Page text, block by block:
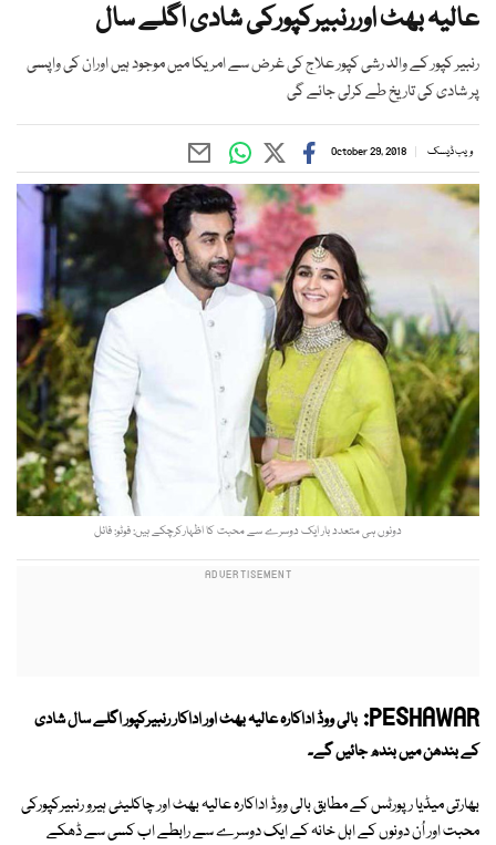
عالیہ بھٹ اوررنبیرکپورکی شادی اگلے سال
رنبیر کپور کے والد رشی کپور علاج کی غرض سے امریکا میں موجود ہیں اوران کی واپسی
پر شادی کی تاریخ طے کرلی جائے گی
ویب ڈیسک October 29, 2018
دونوں ہی متعدد بار ایک دوسرے سے محبت کا اظہارکرچکے ہیں: فوٹو: فائل
PESHAWAR: بالی ووڈ اداکارہ عالیہ بھٹ اور اداکار رنبیرکپور اگلے سال شادی
کے بندھن میں بندھ جائیں گے۔
بھارتی میڈیا رپورٹس کے مطابق بالی ووڈ اداکارہ عالیہ بھٹ اور چاکلیٹی ہیرو رنبیرکپورکی
محبت اور اُن دونوں کے اہل خانہ کے ایک دوسرے سے رابطے اب کسی سے ڈھکے